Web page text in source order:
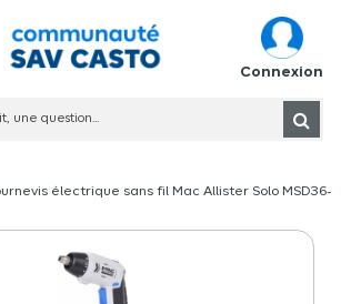
Connexion
électrique sans fil Mac Allister Solo MSD36-